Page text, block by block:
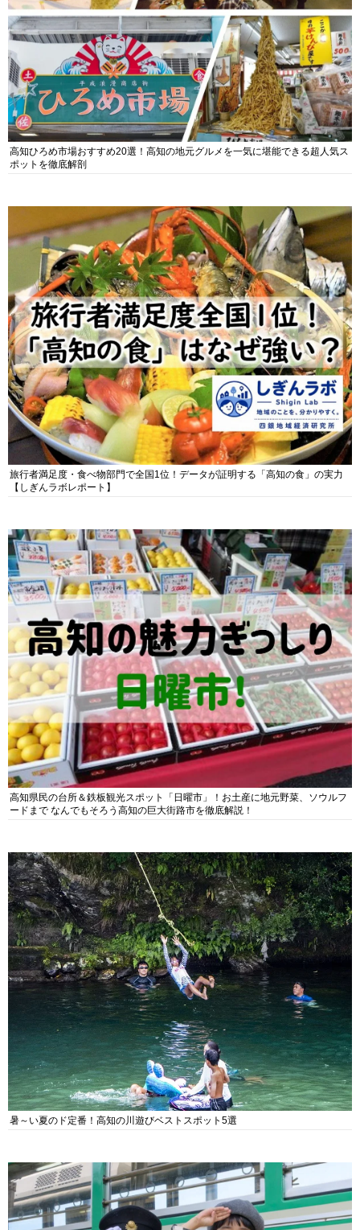
高知ひろめ市場おすすめ20選！高知の地元グルメを一気に堪能できる超人気ス
ポットを徹底解剖
旅行者満足度・食べ物部門で全国1位！データが証明する「高知の食」の実力
【しぎんラボレポート】
高知県民の台所＆鉄板観光スポット「日曜市」！お土産に地元野菜、ソウルフ
ードまで なんでもそろう高知の巨大街路市を徹底解説！
暑～い夏のド定番！高知の川遊びベストスポット5選